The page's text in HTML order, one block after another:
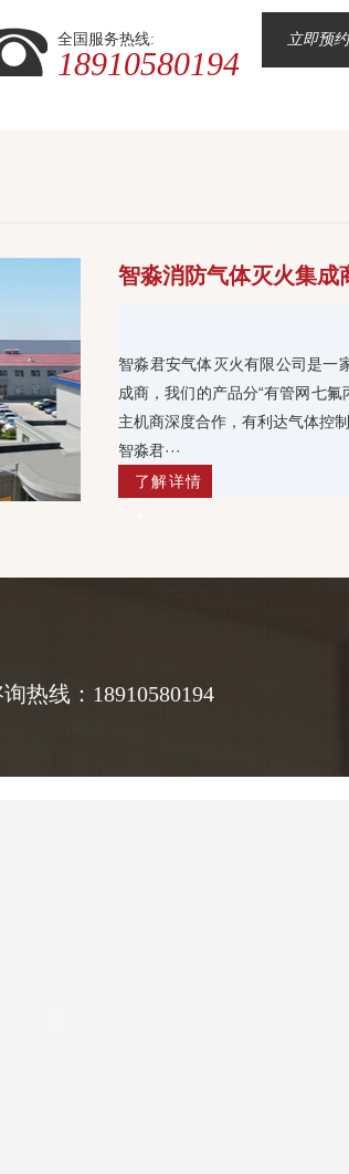
全国服务热线:
18910580194
立即预约
智淼消防气体灭火集成
智淼君安气体灭火有限公司是一
成商，我们的产品分“有管网七
主机商深度合作，有利达气体控
智淼君···
了解详情
热线：18910580194